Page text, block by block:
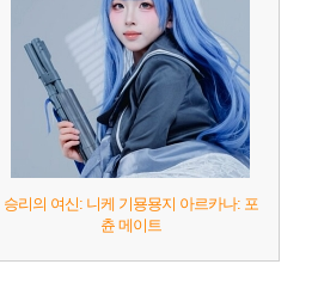
승리의 여신: 니케 기묭묭지 아르카나: 포
츈 메이트